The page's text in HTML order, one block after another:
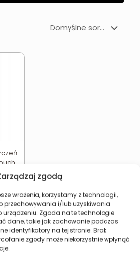
zgodą
wrażenia, korzystamy z technologii,
przechowywania i/lub uzyskiwania
Zgoda na te technologie
dane, takie jak zachowanie podczas
identyfikatory na tej stronie. Brak
zgody może niekorzystnie wpłynąć